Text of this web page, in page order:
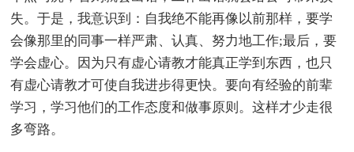
失。于是，我意识到：自我绝不能再像以前那样，要学
会像那里的同事一样严肃、认真、努力地工作;最后，要
学会虚心。因为只有虚心请教才能真正学到东西，也只
有虚心请教才可使自我进步得更快。要向有经验的前辈
学习，学习他们的工作态度和做事原则。这样才少走很
多弯路。